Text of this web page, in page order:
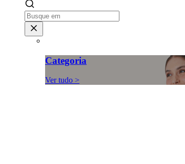
Categoria
Ver tudo >